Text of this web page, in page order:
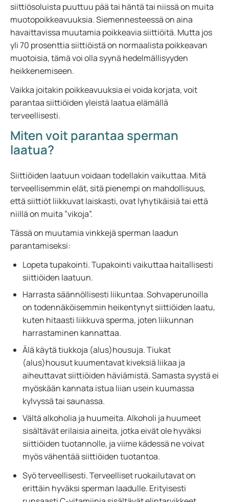
siittiösoluista puuttuu pää tai häntä tai niissä on muita
muotopoikkeavuuksia. Siemennesteessä on aina
havaittavissa muutamia poikkeavia siittiöitä. Mutta jos
yli 70 prosenttia siittiöistä on normaalista poikkeavan
muotoisia, tämä voi olla syynä hedelmällisyyden
heikkenemiseen.
Vaikka joitakin poikkeavuuksia ei voida korjata, voit
parantaa siittiöiden yleistä laatua elämällä
terveellisesti.
Miten voit parantaa sperman
laatua?
Siittiöiden laatuun voidaan todellakin vaikuttaa. Mitä
terveellisemmin elät, sitä pienempi on mahdollisuus,
että siittiöt liikkuvat laiskasti, ovat lyhytikäisiä tai että
niillä on muita ”vikoja”.
Tässä on muutamia vinkkejä sperman laadun
parantamiseksi:
Lopeta tupakointi. Tupakointi vaikuttaa haitallisesti
siittiöiden laatuun.
Harrasta säännöllisesti liikuntaa. Sohvaperunoilla
on todennäköisemmin heikentynyt siittiöiden laatu,
kuten hitaasti liikkuva sperma, joten liikunnan
harrastaminen kannattaa.
Älä käytä tiukkoja (alus)housuja. Tiukat
(alus)housut kuumentavat kiveksiä liikaa ja
aiheuttavat siittiöiden häviämistä. Samasta syystä ei
myöskään kannata istua liian usein kuumassa
kylvyssä tai saunassa.
Vältä alkoholia ja huumeita. Alkoholi ja huumeet
sisältävät erilaisia aineita, jotka eivät ole hyväksi
siittiöiden tuotannolle, ja viime kädessä ne voivat
myös vähentää siittiöiden tuotantoa.
Syö terveellisesti. Terveelliset ruokailutavat on
erittäin hyväksi sperman laadulle. Erityisesti